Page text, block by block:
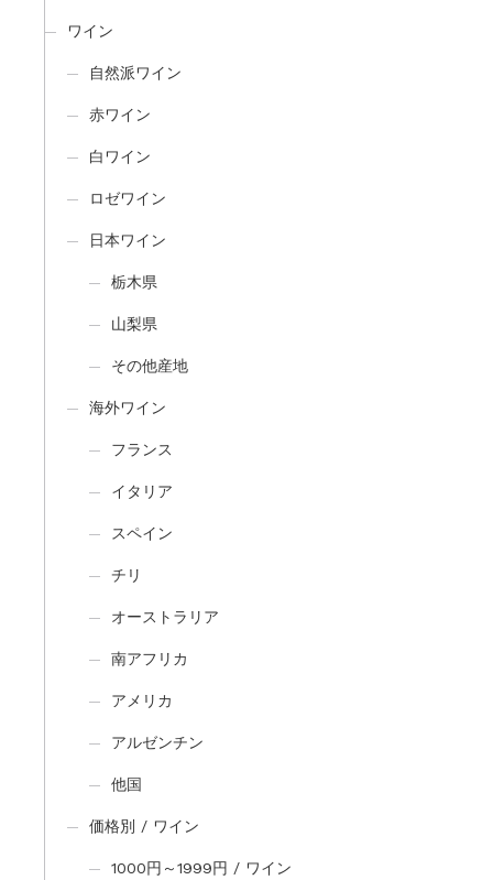
ワイン
自然派ワイン
赤ワイン
白ワイン
ロゼワイン
日本ワイン
栃木県
山梨県
その他産地
海外ワイン
フランス
イタリア
スペイン
チリ
オーストラリア
南アフリカ
アメリカ
アルゼンチン
他国
価格別 / ワイン
1000円～1999円 / ワイン